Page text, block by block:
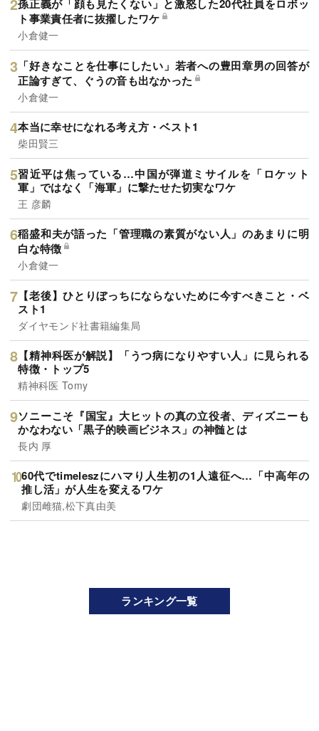
孫正義が「顔も見たくない」と激怒した20代社員をロボッ
ト事業責任者に抜擢したワケ
小倉健一
「好きなことを仕事にしたい」若者への豊田章男の回答が
正論すぎて、ぐうの音も出なかった
小倉健一
本当に幸せになれる考え方・ベスト1
柴田賢三
習近平は焦っている…中国が弾道ミサイルを「ロケット
軍」ではなく「海軍」に撃たせた切実なワケ
王 彦麟
稲盛和夫が語った「管理職の素質がない人」のあまりに明
白な特徴
小倉健一
【老後】ひとりぼっちにならないために今すべきこと・ベ
スト1
ダイヤモンド社書籍編集局
【精神科医が解説】「うつ病になりやすい人」に見られる
特徴・トップ5
精神科医 Tomy
ソニーこそ『国宝』大ヒットの真の立役者、ディズニーも
かなわない「黒子的映画ビジネス」の神髄とは
長内 厚
60代でtimeleszにハマり人生初の1人遠征へ…「中高年の
推し活」が人生を変えるワケ
劇団雌猫,松下真由美
ランキング一覧